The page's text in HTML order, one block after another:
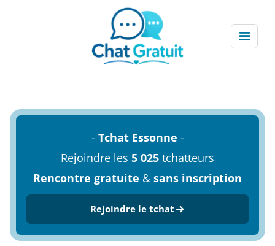
- Tchat Essonne -
Rejoindre les 5 025 tchatteurs
Rencontre gratuite & sans inscription
Rejoindre le tchat